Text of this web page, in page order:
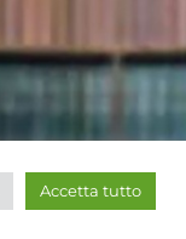
Accetta tutto